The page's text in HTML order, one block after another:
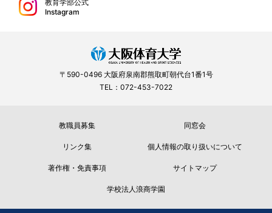
Instagram
〒590-0496 大阪府泉南郡熊取町朝代台1番1号
TEL：072-453-7022
教職員募集
同窓会
リンク集
個人情報の取り扱いについて
著作権・免責事項
サイトマップ
学校法人浪商学園